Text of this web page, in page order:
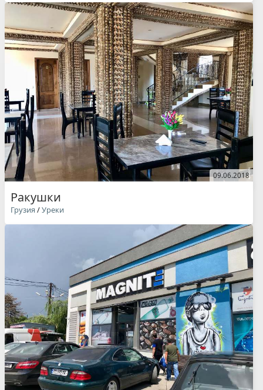
09.06.2018
Ракушки
Грузия /Уреки